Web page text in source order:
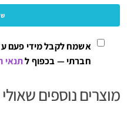
אשמח לקבל מידי פעם
חברתי — בכפוף לתנאי
מוצרים נוספים שאולי